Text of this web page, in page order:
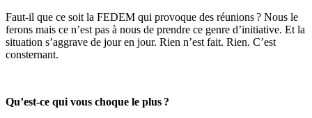
Faut-il que ce soit la FEDEM qui provoque des réunions ? Nous le
ferons mais ce n’est pas à nous de prendre ce genre d’initiative. Et la
situation s’aggrave de jour en jour. Rien n’est fait. Rien. C’est
consternant.
Qu’est-ce qui vous choque le plus ?